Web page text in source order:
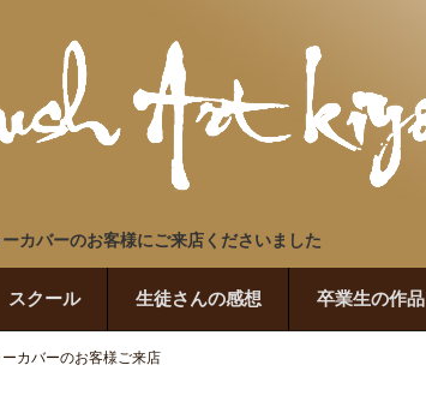
カバーのお客様にご来店くださいました
スクール 生徒さんの感想 卒業生の作品
カバーのお客様ご来店